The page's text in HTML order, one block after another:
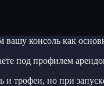
консоль как
под профилем
трофеи, но при